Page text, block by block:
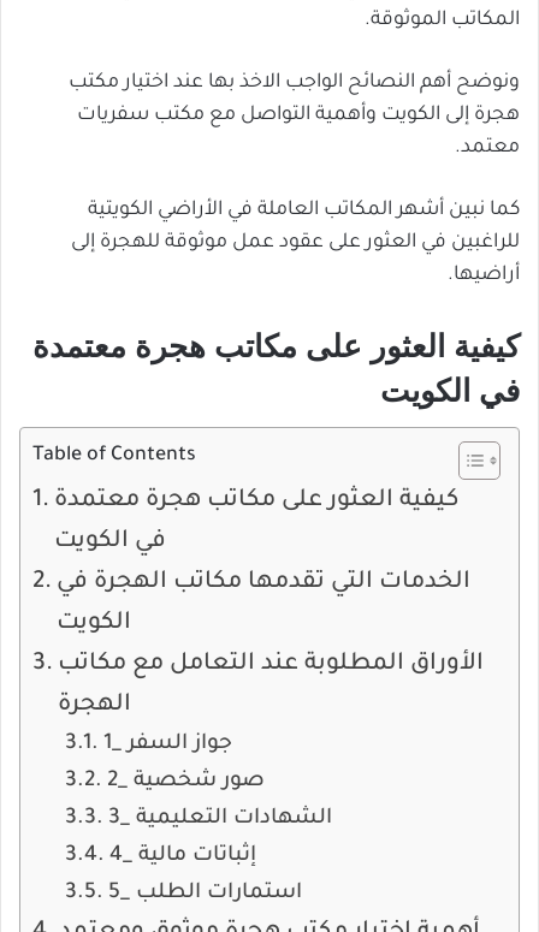
المكاتب الموثوقة.
ونوضح أهم النصائح الواجب الاخذ بها عند اختيار مكتب
هجرة إلى الكويت وأهمية التواصل مع مكتب سفريات
معتمد.
كما نبين أشهر المكاتب العاملة في الأراضي الكويتية
للراغبين في العثور على عقود عمل موثوقة للهجرة إلى
أراضيها.
كيفية العثور على مكاتب هجرة معتمدة
في الكويت
Table of Contents
كيفية العثور على مكاتب هجرة معتمدة
في الكويت
الخدمات التي تقدمها مكاتب الهجرة في
الكويت
الأوراق المطلوبة عند التعامل مع مكاتب
الهجرة
1_ جواز السفر
2_ صور شخصية
3_ الشهادات التعليمية
4_ إثباتات مالية
5_ استمارات الطلب